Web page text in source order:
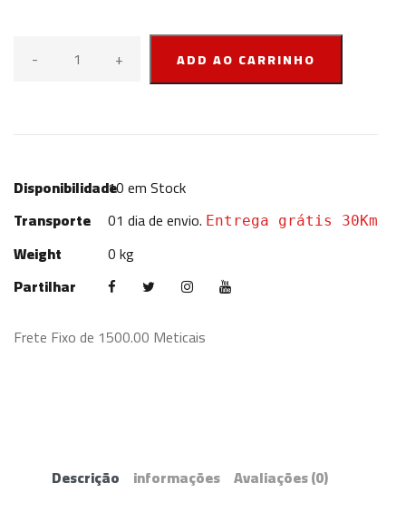
- + ADD AO CARRINHO
Disponibilidade10em Stock
Transporte
01 dia de envio. Entrega grátis 30Km
Weight
0 kg
Partilhar
Frete Fixo de 1500.00 Meticais
Descrição informações Avaliações(0)